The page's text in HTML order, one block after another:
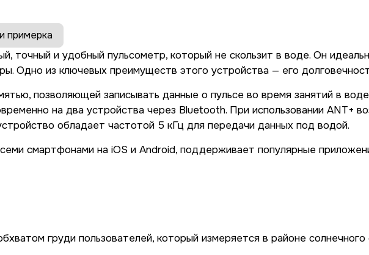
примерка
точный и удобный пульсометр, который не скользит в воде. Он
Одно из ключевых преимуществ этого устройства — его
позволяющей записывать данные о пульсе во время занятий в
на два устройства через Bluetooth. При использовании ANT+
обладает частотой 5 кГц для передачи данных под водой.
смартфонами на iOS и Android, поддерживает популярные
груди пользователей, который измеряется в районе